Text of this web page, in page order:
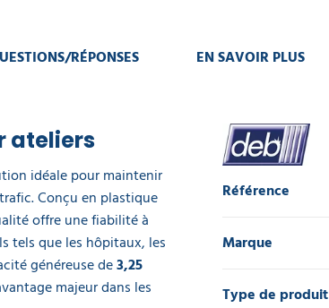
RÉPONSES EN SAVOIR PLUS
ateliers
idéale pour maintenir
Conçu en plastique
offre une fiabilité à
tels que les hôpitaux, les
généreuse de3,25
majeur dans les
Référence
Marque
Type de produit